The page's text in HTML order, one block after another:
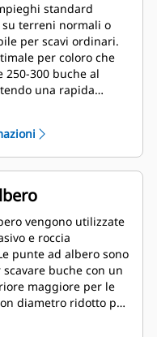
standard
terreni normali o
per scavi ordinari.
per coloro che
250-300 buche al
una rapida
vengono utilizzate
e roccia
buche con un
maggiore per le
diametro ridotto per